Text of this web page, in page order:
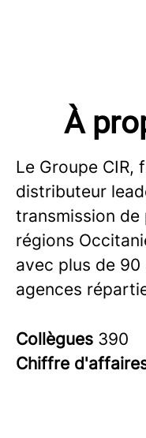
À
Le Groupe CIR,
distributeur
transmission de
régions
avec plus de 90
agences
Collègues 390
Chiffre